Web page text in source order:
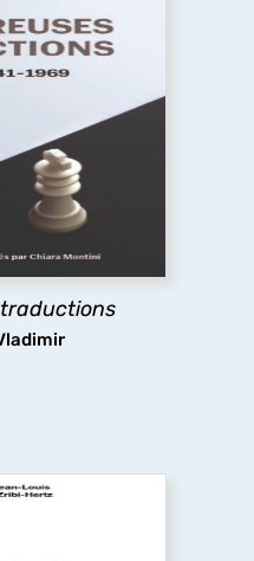
plupart inédits en
la pensée et les
de Nabokov, leur
jusqu’à la défense
position extrême et